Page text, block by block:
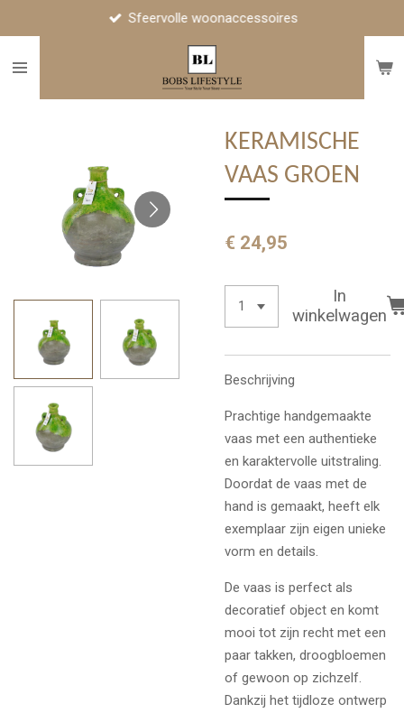
naar
Sfeervolle woonaccessoires
KERAMISCHE
VAAS GROEN
€ 24,95
In
winkelwagen
Beschrijving
Prachtige handgemaakte
vaas met een authentieke
en karaktervolle uitstraling.
Doordat de vaas met de
hand is gemaakt, heeft elk
exemplaar zijn eigen unieke
vorm en details.
De vaas is perfect als
decoratief object en komt
mooi tot zijn recht met een
paar takken, droogbloemen
of gewoon op zichzelf.
Dankzij het tijdloze ontwerp